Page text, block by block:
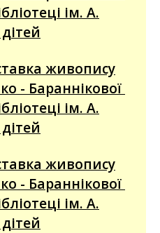
ім. А.
живопису
- Бараннікової
ім. А.
живопису
- Бараннікової
ім. А.